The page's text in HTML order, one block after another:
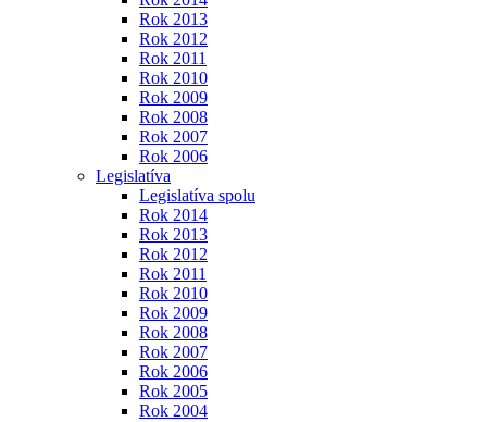
Rok 2013
Rok 2012
Rok 2011
Rok 2010
Rok 2009
Rok 2008
Rok 2007
Rok 2006
Legislatíva
Legislatíva spolu
Rok 2014
Rok 2013
Rok 2012
Rok 2011
Rok 2010
Rok 2009
Rok 2008
Rok 2007
Rok 2006
Rok 2005
Rok 2004